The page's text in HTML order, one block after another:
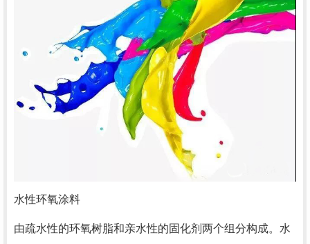
水性环氧涂料
由疏水性的环氧树脂和亲水性的固化剂两个组分构成。水